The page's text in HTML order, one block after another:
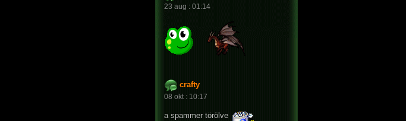
23 aug : 01:14
crafty
08 okt : 10:17
a spammer törölve